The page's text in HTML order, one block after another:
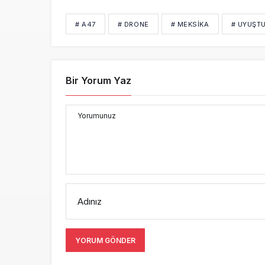
# A47 # DRONE # MEKSIKA #
Bir Yorum Yaz
Yorumunuz
Adınız
YORUM GÖNDER